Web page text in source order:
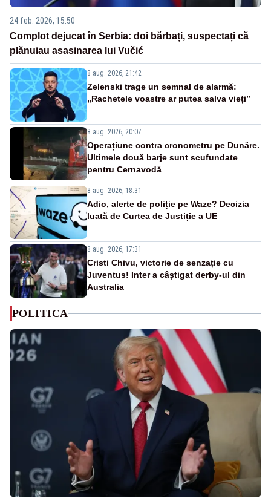
24 feb. 2026, 15:50
Complot dejucat în Serbia: doi bărbați, suspectați că
plănuiau asasinarea lui Vučić
8 aug. 2026, 21:42
Zelenski trage un semnal de alarmă:
„Rachetele voastre ar putea salva vieți”
8 aug. 2026, 20:07
Operațiune contra cronometru pe Dunăre.
Ultimele două barje sunt scufundate
pentru Cernavodă
8 aug. 2026, 18:31
Adio, alerte de poliție pe Waze? Decizia
luată de Curtea de Justiție a UE
8 aug. 2026, 17:31
Cristi Chivu, victorie de senzație cu
Juventus! Inter a câștigat derby-ul din
Australia
POLITICA